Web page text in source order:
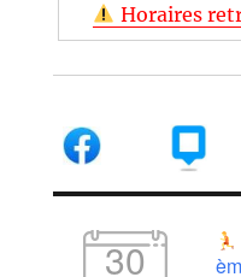
Horaires
30